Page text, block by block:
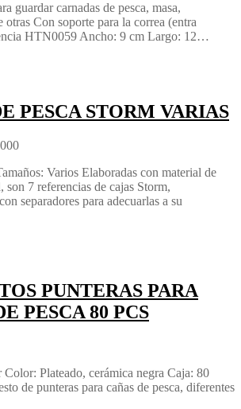
guardar carnadas de pesca, masa,
otras Con soporte para la correa (entra
HTN0059 Ancho: 9 cm Largo: 12…
PESCA STORM VARIAS
Varios Elaboradas con material de
son 7 referencias de cajas Storm,
separadores para adecuarlas a su
PUNTERAS PARA
PESCA 80 PCS
Plateado, cerámica negra Caja: 80
de punteras para cañas de pesca, diferentes